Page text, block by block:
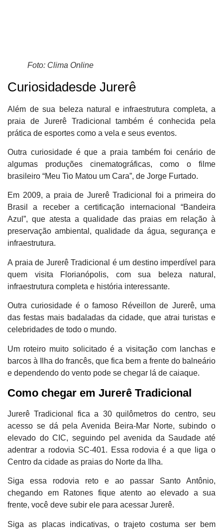
Foto: Clima Online
Curiosidadesde Jurerê
Além de sua beleza natural e infraestrutura completa, a
praia de Jurerê Tradicional também é conhecida pela
prática de esportes como a vela e seus eventos.
Outra curiosidade é que a praia também foi cenário de
algumas produções cinematográficas, como o filme
brasileiro “Meu Tio Matou um Cara”, de Jorge Furtado.
Em 2009, a praia de Jurerê Tradicional foi a primeira do
Brasil a receber a certificação internacional “Bandeira
Azul”, que atesta a qualidade das praias em relação à
preservação ambiental, qualidade da água, segurança e
infraestrutura.
A praia de Jurerê Tradicional é um destino imperdível para
quem visita Florianópolis, com sua beleza natural,
infraestrutura completa e história interessante.
Outra curiosidade é o famoso Réveillon de Jurerê, uma
das festas mais badaladas da cidade, que atrai turistas e
celebridades de todo o mundo.
Um roteiro muito solicitado é a visitação com lanchas e
barcos à Ilha do francês, que fica bem a frente do balneário
e dependendo do vento pode se chegar lá de caiaque.
Como chegar em Jurerê Tradicional
Jurerê Tradicional fica a 30 quilômetros do centro, seu
acesso se dá pela Avenida Beira-Mar Norte, subindo o
elevado do CIC, seguindo pel avenida da Saudade até
adentrar a rodovia SC-401. Essa rodovia é a que liga o
Centro da cidade as praias do Norte da Ilha.
Siga essa rodovia reto e ao passar Santo Antônio,
chegando em Ratones fique atento ao elevado a sua
frente, você deve subir ele para acessar Jurerê.
Siga as placas indicativas, o trajeto costuma ser bem